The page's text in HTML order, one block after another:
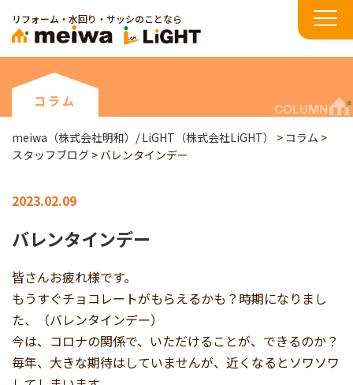
リフォーム・水回り・サッシのことなら
コラム
COLUMN
meiwa（株式会社明和）/ LiGHT（株式会社LiGHT） > コラム >
スタッフブログ > バレンタインデー
2023.02.09
バレンタインデー
皆さんお疲れ様です。
もうすぐチョコレートがもらえるかも？時期になりまし
た、（バレンタインデー）
今は、コロナの関係で、いただけることが、できるのか？
毎年、大きな期待はしていませんが、近くなるとソワソワ